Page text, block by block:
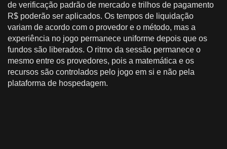
de verificação padrão de mercado e trilhos de pagamento
R$ poderão ser aplicados. Os tempos de liquidação
variam de acordo com o provedor e o método, mas a
experiência no jogo permanece uniforme depois que os
fundos são liberados. O ritmo da sessão permanece o
mesmo entre os provedores, pois a matemática e os
recursos são controlados pelo jogo em si e não pela
plataforma de hospedagem.